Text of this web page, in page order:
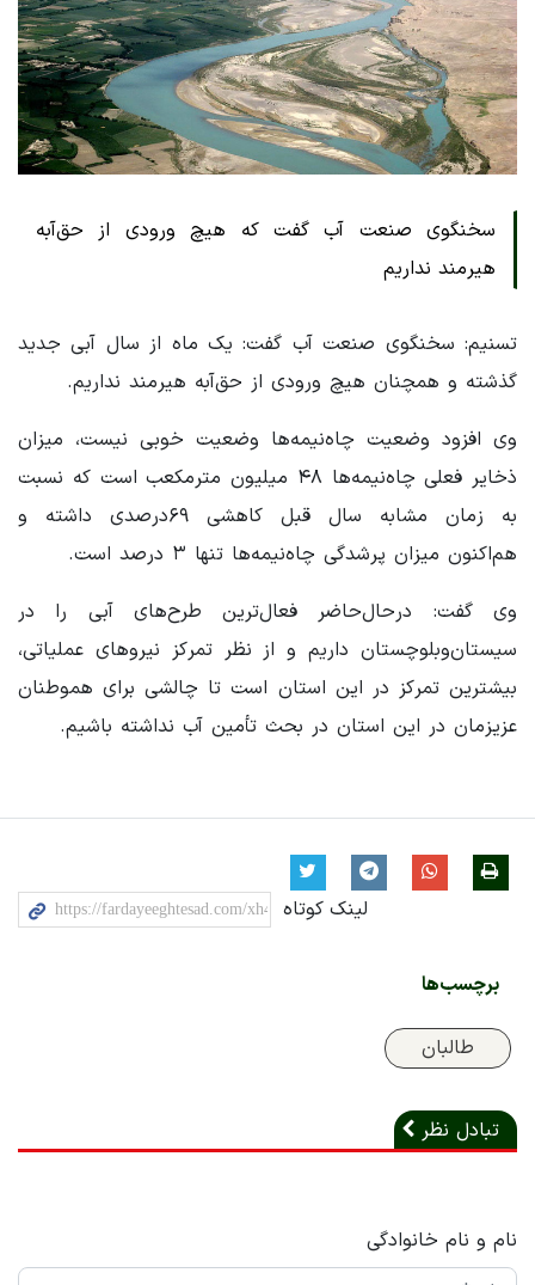
سخنگوی صنعت آب گفت که هیچ ورودی از حق‌آبه
هیرمند نداریم
تسنیم: سخنگوی صنعت آب گفت: یک ماه از سال آبی جدید
گذشته و همچنان هیچ ورودی از حق‌آبه هیرمند نداریم.
وی افزود وضعیت چاه‌نیمه‌ها وضعیت خوبی نیست، میزان
ذخایر فعلی چاه‌نیمه‌ها ۴۸ میلیون مترمکعب است که نسبت
به زمان مشابه سال قبل کاهشی ۶۹درصدی داشته و
هم‌اکنون میزان پرشدگی چاه‌نیمه‌ها تنها ۳ درصد است.
وی گفت: درحال‌حاضر فعال‌ترین طرح‌های آبی را در
سیستان‌وبلوچستان داریم و از نظر تمرکز نیروهای عملیاتی،
بیشترین تمرکز در این استان است تا چالشی برای هموطنان
عزیزمان در این استان در بحث تأمین آب نداشته باشیم.
لینک کوتاه
برچسب‌ها
طالبان
تبادل نظر
نام و نام خانوادگی